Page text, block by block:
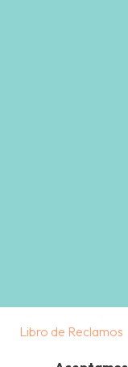
Libro de Reclamos